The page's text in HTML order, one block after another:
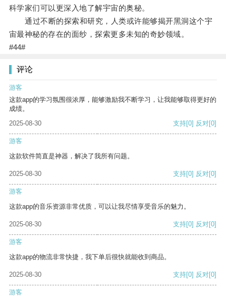
科学家们可以更深入地了解宇宙的奥秘。
通过不断的探索和研究，人类或许能够揭开黑洞这个宇
宙最神秘的存在的面纱，探索更多未知的奇妙领域。
#44#
评论
游客
这款app的学习氛围很浓厚，能够激励我不断学习，让我能够取得更好的
成绩。
2025-08-30
支持[0] 反对[0]
游客
这款软件简直是神器，解决了我所有问题。
2025-08-30 支持[0] 反对[0]
游客
这款app的音乐资源非常优质，可以让我尽情享受音乐的魅力。
2025-08-30 支持[0] 反对[0]
游客
这款app的物流非常快捷，我下单后很快就能收到商品。
2025-08-30 支持[0] 反对[0]
游客